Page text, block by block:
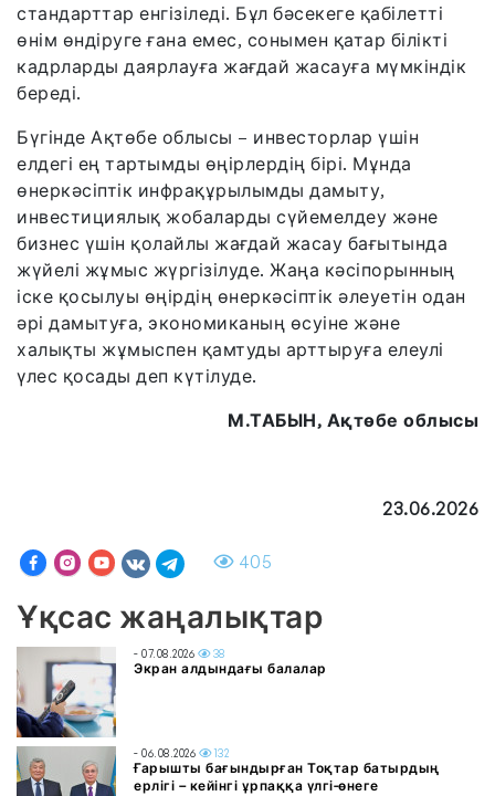
стандарттар енгізіледі. Бұл бәсекеге қабілетті
өнім өндіруге ғана емес, сонымен қатар білікті
кадрларды даярлауға жағдай жасауға мүмкіндік
береді.
Бүгінде Ақтөбе облысы – инвесторлар үшін
елдегі ең тартымды өңірлердің бірі. Мұнда
өнеркәсіптік инфрақұрылымды дамыту,
инвестициялық жобаларды сүйемелдеу және
бизнес үшін қолайлы жағдай жасау бағытында
жүйелі жұмыс жүргізілуде. Жаңа кәсіпорынның
іске қосылуы өңірдің өнеркәсіптік әлеуетін одан
әрі дамытуға, экономиканың өсуіне және
халықты жұмыспен қамтуды арттыруға елеулі
үлес қосады деп күтілуде.
М.ТАБЫН, Ақтөбе облысы
23.06.2026
405
Ұқсас жаңалықтар
- 07.08.2026 38
Экран алдындағы балалар
- 06.08.2026 132
Ғарышты бағындырған Тоқтар батырдың
ерлігі – кейінгі ұрпаққа үлгі-өнеге